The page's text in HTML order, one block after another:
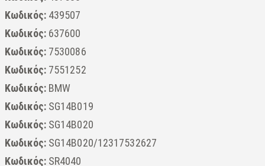
Κωδικός: 439507
Κωδικός: 637600
Κωδικός: 7530086
Κωδικός: 7551252
Κωδικός: BMW
Κωδικός: SG14B019
Κωδικός: SG14B020
Κωδικός: SG14B020/12317532627
Κωδικός: SR4040